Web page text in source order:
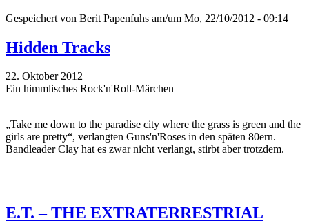
Gespeichert von Berit Papenfuhs am/um Mo, 22/10/2012 - 09:14
Hidden Tracks
22. Oktober 2012
Ein himmlisches Rock'n'Roll-Märchen
„Take me down to the paradise city where the grass is green and the
girls are pretty“, verlangten Guns'n'Roses in den späten 80ern.
Bandleader Clay hat es zwar nicht verlangt, stirbt aber trotzdem.
E.T. – THE EXTRATERRESTRIAL